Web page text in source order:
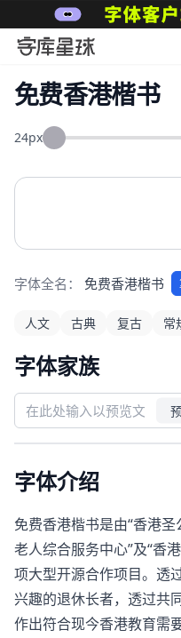
免费香港楷书
24px
字体全名： 免费香港楷书
人文 古典 复古 常
字体家族
字体介绍
免费香港楷书是由“香港
老人综合服务中心”及“香
项大型开源合作项目。透
兴趣的退休长者，透过共
作出符合现今香港教育